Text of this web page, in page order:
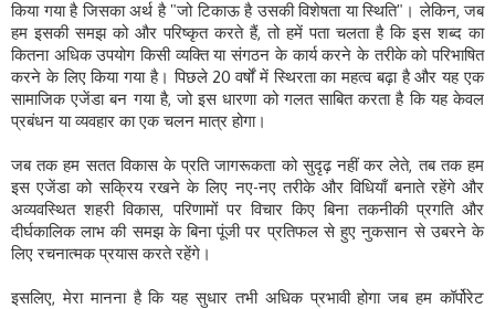
किया गया है जिसका अर्थ है "जो टिकाऊ है उसकी विशेषता या स्थिति"। लेकिन, जब
हम इसकी समझ को और परिष्कृत करते हैं, तो हमें पता चलता है कि इस शब्द का
कितना अधिक उपयोग किसी व्यक्ति या संगठन के कार्य करने के तरीके को परिभाषित
करने के लिए किया गया है। पिछले 20 वर्षों में स्थिरता का महत्व बढ़ा है और यह एक
सामाजिक एजेंडा बन गया है, जो इस धारणा को गलत साबित करता है कि यह केवल
प्रबंधन या व्यवहार का एक चलन मात्र होगा।
जब तक हम सतत विकास के प्रति जागरूकता को सुदृढ़ नहीं कर लेते, तब तक हम
इस एजेंडा को सक्रिय रखने के लिए नए-नए तरीके और विधियाँ बनाते रहेंगे और
अव्यवस्थित शहरी विकास, परिणामों पर विचार किए बिना तकनीकी प्रगति और
दीर्घकालिक लाभ की समझ के बिना पूंजी पर प्रतिफल से हुए नुकसान से उबरने के
लिए रचनात्मक प्रयास करते रहेंगे।
इसलिए, मेरा मानना ​​है कि यह सुधार तभी अधिक प्रभावी होगा जब हम कॉर्पोरेट